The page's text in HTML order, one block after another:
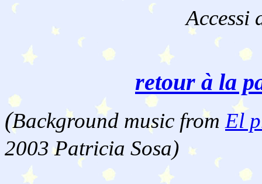
Accessi
retour à la
(Background music from El
2003 Patricia Sosa)